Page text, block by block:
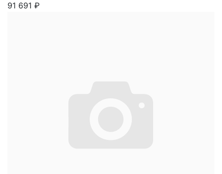
91 691 ₽